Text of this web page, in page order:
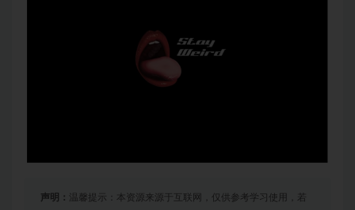
声明： 温馨提示：本资源来源于互联网，仅供参考学习使用，若